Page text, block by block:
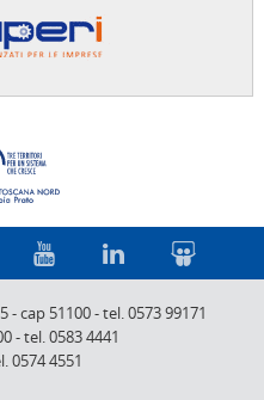
-cap 51100-tel. 0573 99171
-tel. 0583 4441
0574 4551